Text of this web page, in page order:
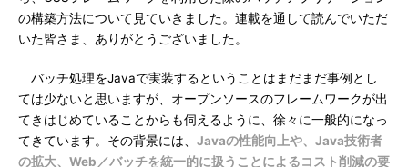
の構築方法について見ていきました。連載を通して読んでいただ
いた皆さま、ありがとうございました。
バッチ処理をJavaで実装するということはまだまだ事例とし
ては少ないと思いますが、オープンソースのフレームワークが出
てきはじめていることからも伺えるように、徐々に一般的になっ
てきています。その背景には、 Javaの性能向上や、Java技術者
の拡大、Web／バッチを統一的に扱うことによるコスト削減の要